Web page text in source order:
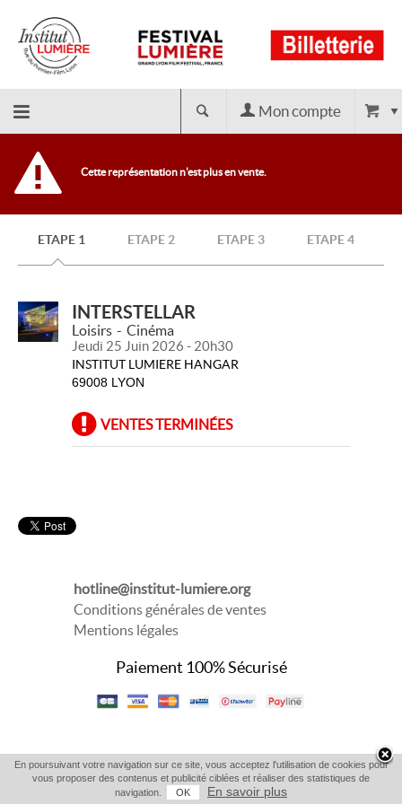
Retour
l'accueil
Mon compte
Cette représentation n'est plus en vente.
ETAPE 1 ETAPE 2 ETAPE 3 ETAPE 4
INTERSTELLAR
Loisirs Cinéma
Jeudi 25 Juin 2026 - 20h30
INSTITUT LUMIERE HANGAR
69008 LYON
VENTES TERMINÉES
hotline@institut-lumiere.org
Conditions générales de ventes
Mentions légales
Paiement 100% Sécurisé
En poursuivant votre navigation sur ce site, vous acceptez l'utilisation de cookies pour
vous proposer des contenus et publicité ciblées et réaliser des statistiques de
navigation.
OK En savoir plus